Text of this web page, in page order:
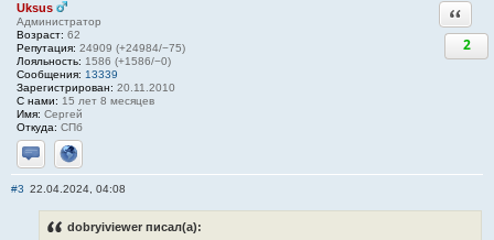
Uksus
Администратор
Возраст: 62
Репутация: 24909 (+24984/−75)
Лояльность: 1586 (+1586/−0)
Сообщения: 13339
Зарегистрирован: 20.11.2010
С нами: 15 лет 8 месяцев
Имя: Сергей
Откуда: СПб
Отправить личное сообщение
Сайт
2
#3 22.04.2024, 04:08
dobryiviewer писал(а):